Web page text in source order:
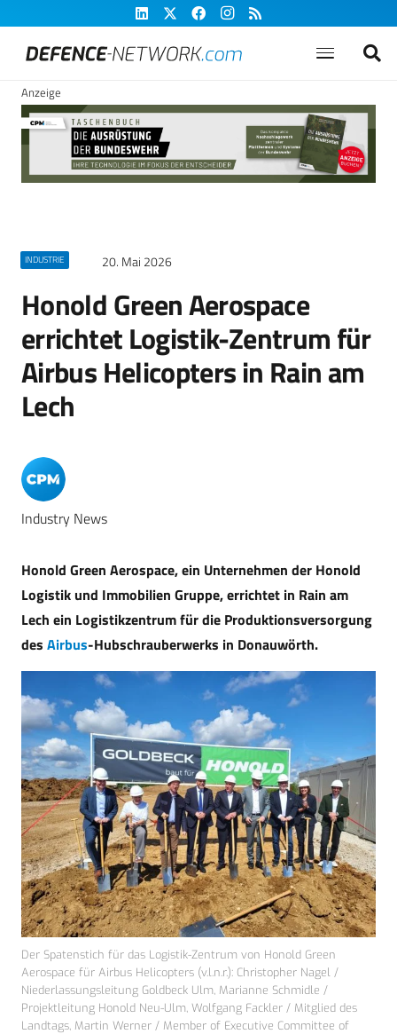
Anzeige
INDUSTRIE 20. Mai 2026
Honold Green Aerospace
errichtet Logistik-Zentrum für
Airbus Helicopters in Rain am
Lech
Industry News
Honold Green Aerospace, ein Unternehmen der Honold
Logistik und Immobilien Gruppe, errichtet in Rain am
Lech ein Logistikzentrum für die Produktionsversorgung
des Airbus-Hubschrauberwerks in Donauwörth.
Der Spatenstich für das Logistik-Zentrum von Honold Green
Aerospace für Airbus Helicopters (v.l.n.r.): Christopher Nagel /
Niederlassungsleitung Goldbeck Ulm, Marianne Schmidle /
Projektleitung Honold Neu-Ulm, Wolfgang Fackler / Mitglied des
Landtags, Martin Werner / Member of Executive Committee of